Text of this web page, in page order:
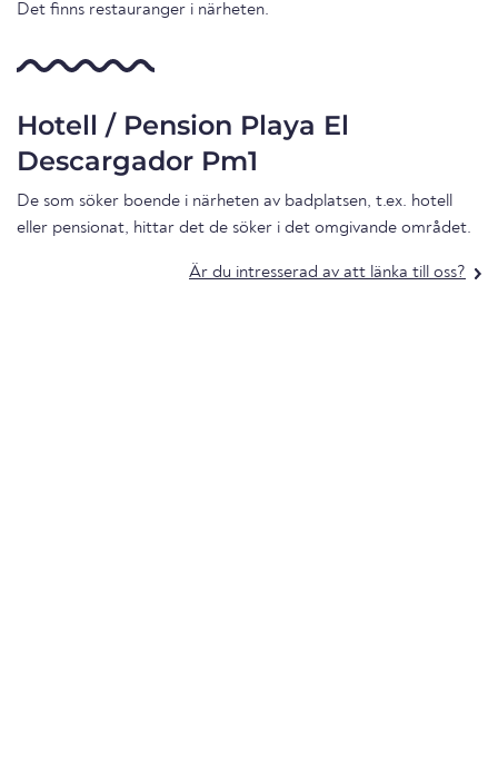
Det finns restauranger i närheten.
Hotell / Pension Playa El
Descargador Pm1
De som söker boende i närheten av badplatsen, t.ex. hotell
eller pensionat, hittar det de söker i det omgivande området.
Är du intresserad av att länka till oss?